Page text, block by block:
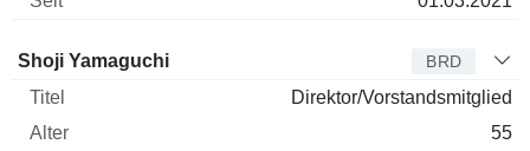
Verwaltungsratsmitglied
Shoji Yamaguchi BRD
Direktor/Vorstandsmitglied
55